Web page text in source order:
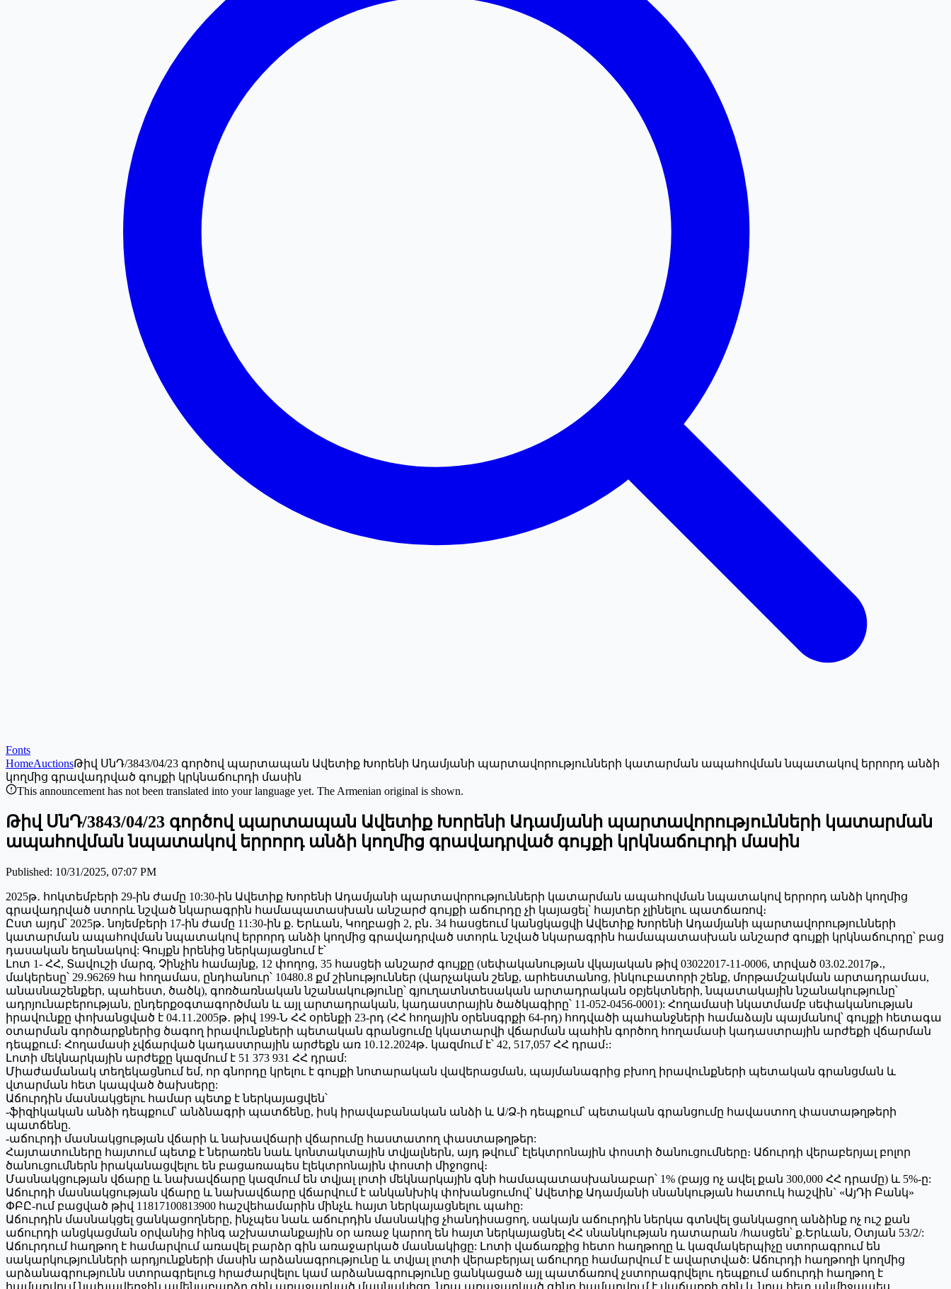
Fonts
HomeAuctionsԹիվ ՍնԴ/3843/04/23 գործով պարտապան Ավետիք Խորենի Ադամյանի պարտավորությունների կատարման ապահովման նպատակով երրորդ անձի
կողմից գրավադրված գույքի կրկնաճուրդի մասին
This announcement has not been translated into your language yet. The Armenian original is shown.
Թիվ ՍնԴ/3843/04/23 գործով պարտապան Ավետիք Խորենի Ադամյանի պարտավորությունների կատարման
ապահովման նպատակով երրորդ անձի կողմից գրավադրված գույքի կրկնաճուրդի մասին
Published: 10/31/2025, 07:07 PM
2025թ․ հոկտեմբերի 29-ին ժամը 10:30-ին Ավետիք Խորենի Ադամյանի պարտավորությունների կատարման ապահովման նպատակով երրորդ անձի կողմից
գրավադրված ստորև նշված նկարագրին համապատասխան անշարժ գույքի աճուրդը չի կայացել՝ հայտեր չլինելու պատճառով։
Ըստ այդմ՝ 2025թ․ նոյեմբերի 17-ին ժամը 11:30-ին ք. Երևան, Կողբացի 2, բն․ 34 հասցեում կանցկացվի Ավետիք Խորենի Ադամյանի պարտավորությունների
կատարման ապահովման նպատակով երրորդ անձի կողմից գրավադրված ստորև նշված նկարագրին համապատասխան անշարժ գույքի կրկնաճուրդը՝ բաց
դասական եղանակով: Գույքն իրենից ներկայացնում է՝
Լոտ 1- ՀՀ, Տավուշի մարզ, Չինչին համայնք, 12 փողոց, 35 հասցեի անշարժ գույքը (սեփականության վկայական թիվ 03022017-11-0006, տրված 03.02.2017թ․,
մակերեսը՝ 29․96269 հա հողամաս, ընդհանուր՝ 10480․8 քմ շինություններ (վարչական շենք, արհեստանոց, ինկուբատորի շենք, մորթամշակման արտադրամաս,
անասնաշենքեր, պահեստ, ծածկ), գոռծառնական նշանակությունը՝ գյուղատնտեսական արտադրական օբյեկտների, նպատակային նշանակությունը՝
ադրյունաբերության, ընդերքօգտագործման և այլ արտադրական, կադաստրային ծածկագիրը՝ 11-052-0456-0001): Հողամասի նկատմամբ սեփականության
իրավունքը փոխանցված է 04․11․2005թ․ թիվ 199-Ն ՀՀ օրենքի 23-րդ (ՀՀ հողային օրենսգրքի 64-րդ) հոդվածի պահանջների համաձայն պայմանով՝ գույքի հետագա
օտարման գործարքներից ծագող իրավունքների պետական գրանցումը կկատարվի վճարման պահին գործող հողամասի կադաստրային արժեքի վճարման
դեպքում։ Հողամասի չվճարված կադաստրային արժեքն առ 10․12․2024թ․ կազմում է՝ 42, 517,057 ՀՀ դրամ։:
Լոտի մեկնարկային արժեքը կազմում է 51 373 931 ՀՀ դրամ:
Միաժամանակ տեղեկացնում եմ, որ գնորդը կրելու է գույքի նոտարական վավերացման, պայմանագրից բխող իրավունքների պետական գրանցման և
վտարման հետ կապված ծախսերը:
Աճուրդին մասնակցելու համար պետք է ներկայացվեն՝
-ֆիզիկական անձի դեպքում՝ անձնագրի պատճենը, իսկ իրավաբանական անձի և Ա/Ձ-ի դեպքում՝ պետական գրանցումը հավաստող փաստաթղթերի
պատճենը.
-աճուրդի մասնակցության վճարի և նախավճարի վճարումը հաստատող փաստաթղթեր:
Հայտատուները հայտում պետք է ներառեն նաև կոնտակտային տվյալներն, այդ թվում՝ էլեկտրոնային փոստի ծանուցումները։ Աճուրդի վերաբերյալ բոլոր
ծանուցումներն իրականացվելու են բացառապես էլեկտրոնային փոստի միջոցով։
Մասնակցության վճարը և նախավճարը կազմում են տվյալ լոտի մեկնարկային գնի համապատասխանաբար՝ 1% (բայց ոչ ավել քան 300,000 ՀՀ դրամը) և 5%-ը:
Աճուրդի մասնակցության վճարը և նախավճարը վճարվում է անկանխիկ փոխանցումով՝ Ավետիք Ադամյանի սնանկության հատուկ հաշվին` «ԱյԴի Բանկ»
ՓԲԸ-ում բացված թիվ 11817100813900 հաշվեհամարին մինչև հայտ ներկայացնելու պահը:
Աճուրդին մասնակցել ցանկացողները, ինչպես նաև աճուրդին մասնակից չհանդիսացող, սակայն աճուրդին ներկա գտնվել ցանկացող անձինք ոչ ուշ քան
աճուրդի անցկացման օրվանից հինգ աշխատանքային օր առաջ կարող են հայտ ներկայացնել ՀՀ սնանկության դատարան /հասցեն՝ ք.Երևան, Օտյան 53/2/:
Աճուրդում հաղթող է համարվում առավել բարձր գին առաջարկած մասնակիցը: Լոտի վաճառքից հետո հաղթողը և կազմակերպիչը ստորագրում են
սակարկությունների արդյունքների մասին արձանագրությունը և տվյալ լոտի վերաբերյալ աճուրդը համարվում է ավարտված: Աճուրդի հաղթողի կողմից
արձանագրությունն ստորագրելուց հրաժարվելու կամ արձանագրությունը ցանկացած այլ պատճառով չստորագրվելու դեպքում աճուրդի հաղթող է
համարվում նախավերջին ամենաբարձր գին առաջարկած մասնակիցը, նրա առաջարկած գինը համարվում է վաճառքի գին և նրա հետ անմիջապես